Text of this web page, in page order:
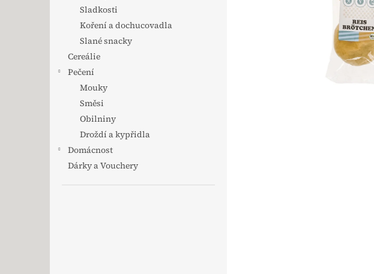
Sladkosti
Koření a dochucovadla
Slané snacky
Cereálie
Pečení
Mouky
Směsi
Obilniny
Droždí a kypřidla
Domácnost
Dárky a Vouchery